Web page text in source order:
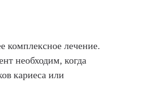
комплексное лечение.
необходим, когда
кариеса или